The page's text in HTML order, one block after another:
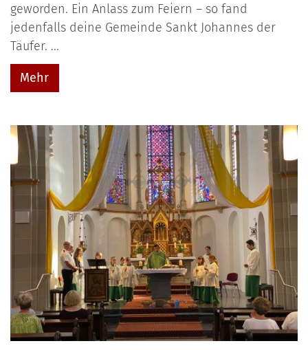
geworden. Ein Anlass zum Feiern – so fand
jedenfalls deine Gemeinde Sankt Johannes der
Täufer. ...
Mehr